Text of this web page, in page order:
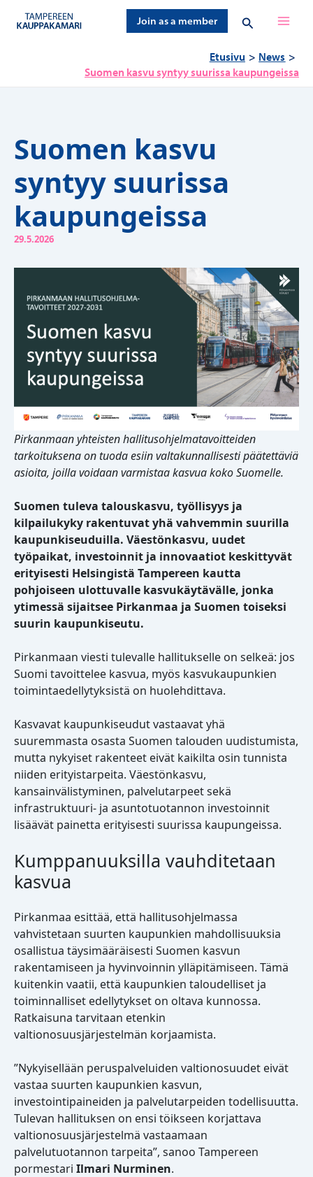
sisältöön
Join as a member Hae
Etusivu
News
Suomen kasvu syntyy suurissa kaupungeissa
Suomen kasvu
syntyy suurissa
kaupungeissa
29.5.2026
Pirkanmaan yhteisten hallitusohjelmatavoitteiden
tarkoituksena on tuoda esiin valtakunnallisesti päätettäviä
asioita, joilla voidaan varmistaa kasvua koko Suomelle.
Suomen tuleva talouskasvu, työllisyys ja
kilpailukyky rakentuvat yhä vahvemmin suurilla
kaupunkiseuduilla. Väestönkasvu, uudet
työpaikat, investoinnit ja innovaatiot keskittyvät
erityisesti Helsingistä Tampereen kautta
pohjoiseen ulottuvalle kasvukäytävälle, jonka
ytimessä sijaitsee Pirkanmaa ja Suomen toiseksi
suurin kaupunkiseutu.
Pirkanmaan viesti tulevalle hallitukselle on selkeä: jos
Suomi tavoittelee kasvua, myös kasvukaupunkien
toimintaedellytyksistä on huolehdittava.
Kasvavat kaupunkiseudut vastaavat yhä
suuremmasta osasta Suomen talouden uudistumista,
mutta nykyiset rakenteet eivät kaikilta osin tunnista
niiden erityistarpeita. Väestönkasvu,
kansainvälistyminen, palvelutarpeet sekä
infrastruktuuri- ja asuntotuotannon investoinnit
lisäävät painetta erityisesti suurissa kaupungeissa.
Kumppanuuksilla vauhditetaan
kasvua
Pirkanmaa esittää, että hallitusohjelmassa
vahvistetaan suurten kaupunkien mahdollisuuksia
osallistua täysimääräisesti Suomen kasvun
rakentamiseen ja hyvinvoinnin ylläpitämiseen. Tämä
kuitenkin vaatii, että kaupunkien taloudelliset ja
toiminnalliset edellytykset on oltava kunnossa.
Ratkaisuna tarvitaan etenkin
valtionosuusjärjestelmän korjaamista.
”Nykyisellään peruspalveluiden valtionosuudet eivät
vastaa suurten kaupunkien kasvun,
investointipaineiden ja palvelutarpeiden todellisuutta.
Tulevan hallituksen on ensi töikseen korjattava
valtionosuusjärjestelmä vastaamaan
palvelutuotannon tarpeita”, sanoo Tampereen
pormestari Ilmari Nurminen.